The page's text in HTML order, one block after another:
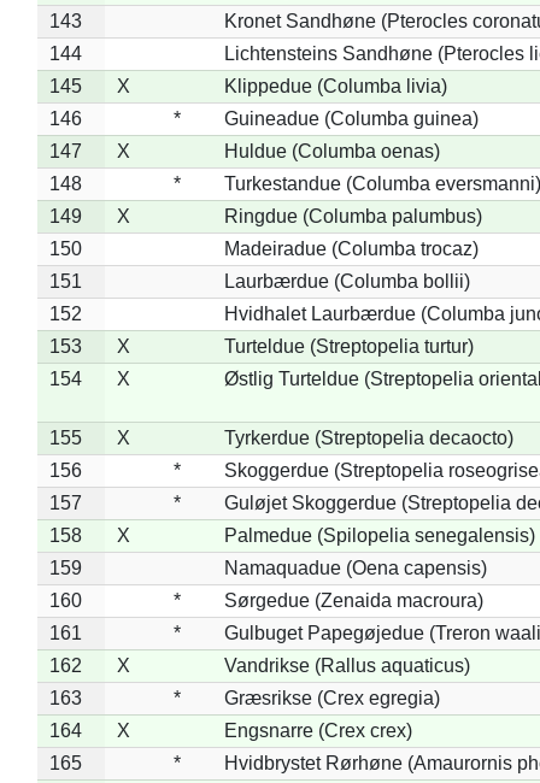
143
Kronet Sandhøne (Pterocles
144
Lichtensteins Sandhøne (Pterocles
145
X
Klippedue (Columba livia)
146
*
Guineadue (Columba guinea)
147
X
Huldue (Columba oenas)
148
*
Turkestandue (Columba eversmanni)
149
X
Ringdue (Columba palumbus)
150
Madeiradue (Columba trocaz)
151
Laurbærdue (Columba bollii)
152
Hvidhalet Laurbærdue (Columba
153
X
Turteldue (Streptopelia turtur)
154
X Østlig Turteldue (Streptopelia
155 X
Tyrkerdue (Streptopelia decaocto)
156
*
Skoggerdue (Streptopelia
157
*
Guløjet Skoggerdue (Streptopelia
158
X
Palmedue (Spilopelia senegalensis)
159
Namaquadue (Oena capensis)
160
*
Sørgedue (Zenaida macroura)
161
*
Gulbuget Papegøjedue (Treron
162
X
Vandrikse (Rallus aquaticus)
163
*
Græsrikse (Crex egregia)
164
X
Engsnarre (Crex crex)
165
*
Hvidbrystet Rørhøne (Amaurornis